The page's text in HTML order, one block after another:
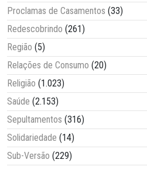
Proclamas de Casamentos (33)
Redescobrindo (261)
Região (5)
Relações de Consumo (20)
Religião (1.023)
Saúde (2.153)
Sepultamentos (316)
Solidariedade (14)
Sub-Versão (229)